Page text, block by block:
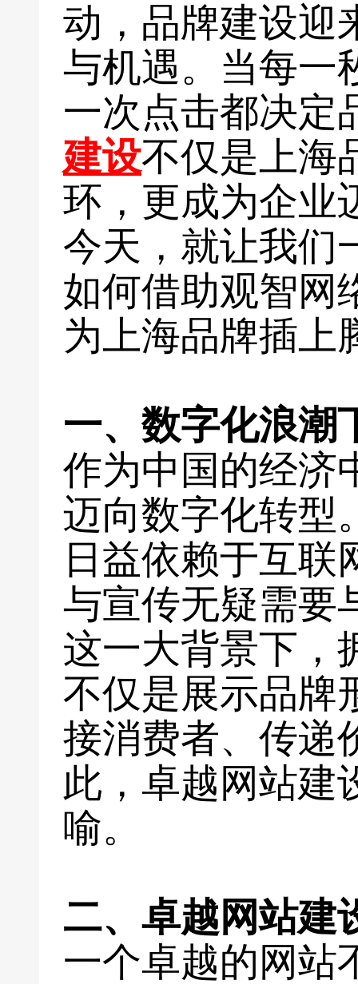
动，品牌建设迎
与机遇。当每一
一次点击都决定
建设不仅是上海
环，更成为企业
今天，就让我们
如何借助观智网
为上海品牌插上
一、数字化浪潮
作为中国的经济
迈向数字化转型
日益依赖于互联
与宣传无疑需要
这一大背景下，
不仅是展示品牌
接消费者、传递
此，卓越网站建
喻。
二、卓越网站建
一个卓越的网站